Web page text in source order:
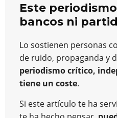
Este
bancos ni
Lo sostienen personas
de ruido, propaganda y
periodismo crítico,
tiene un coste.
Si este artículo te ha